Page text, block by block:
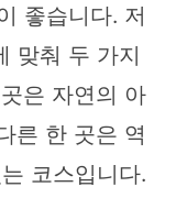
좋습니다. 저
맞춰 두 가지
은 자연의 아
른 한 곳은 역
코스입니다.